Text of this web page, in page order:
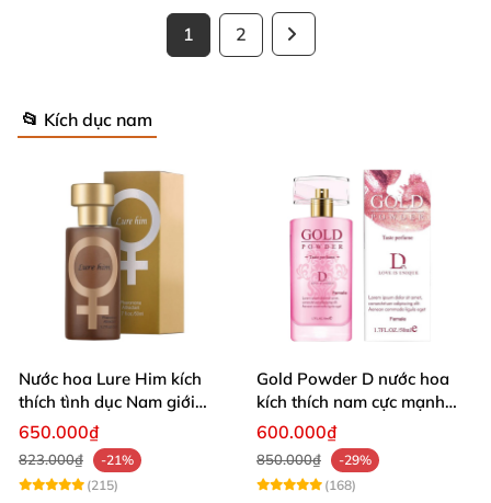
1 2
📂 Kích dục nam
Nước hoa Lure Him kích
thích tình dục Nam giới
không mùi loại cực mạnh
650.000₫
823.000₫
-21%
(215)
Gold Powder D nước hoa
kích thích nam cực mạnh
tăng ham muốn
600.000₫
850.000₫
-29%
(168)